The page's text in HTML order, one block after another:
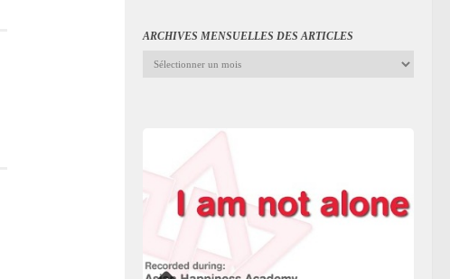
ARCHIVES MENSUELLES DES ARTICLES
Archives